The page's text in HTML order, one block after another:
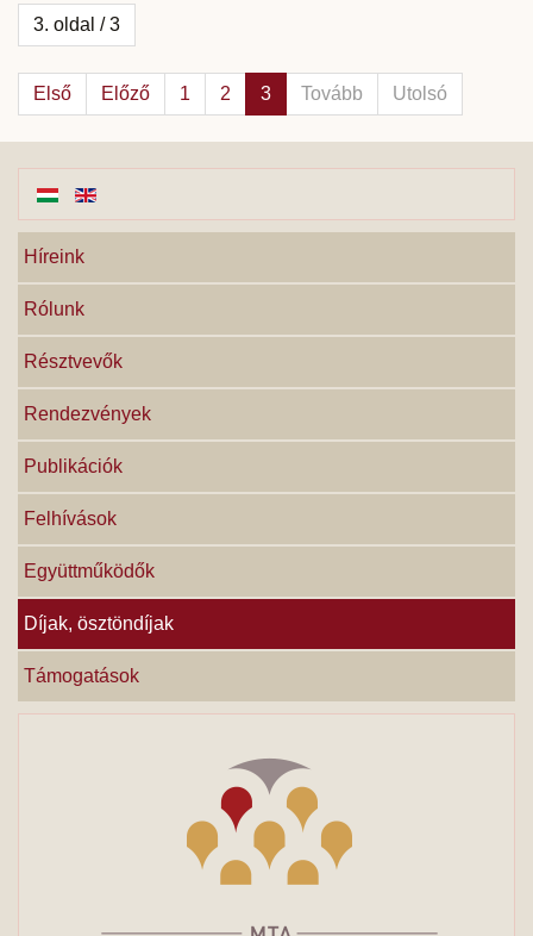
3. oldal / 3
Első Előző 1 2 3 Tovább Utolsó
Híreink
Rólunk
Résztvevők
Rendezvények
Publikációk
Felhívások
Együttműködők
Díjak, ösztöndíjak
Támogatások